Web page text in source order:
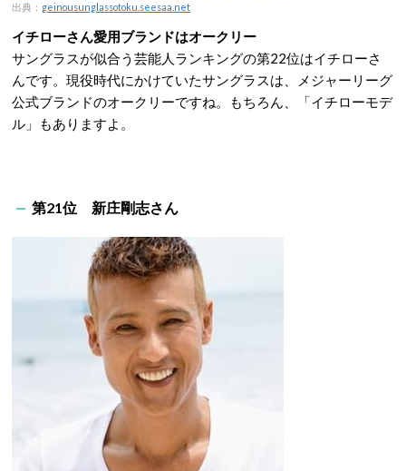
出典： geinousunglassotoku.seesaa.net
イチローさん愛用ブランドはオークリー
サングラスが似合う芸能人ランキングの第22位はイチローさ
んです。現役時代にかけていたサングラスは、メジャーリーグ
公式ブランドのオークリーですね。もちろん、「イチローモデ
ル」もありますよ。
第21位 新庄剛志さん